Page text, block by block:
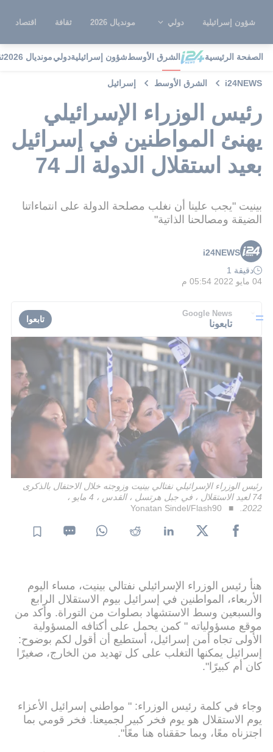
شؤون إسرائيلية دولي مونديال 2026 ثقافة اقتصاد
الصفحة الرئيسية الشرق الأوسطشؤون إسرائيليةدوليمونديال 2026
i24NEWS الشرق الأوسط إسرائيل
رئيس الوزراء الإسرائيلي
يهنئ المواطنين في إسرائيل
بعيد استقلال الدولة الـ 74
بينيت "يجب علينا أن نغلب مصلحة الدولة على انتماءاتنا
الضيقة ومصالحنا الذاتية"
i24NEWS
دقيقة 1
04 مايو 2022 05:54 م
Google News
تابعونا تابعوا
رئيس الوزراء الإسرائيلي نفتالي بينيت وزوجته خلال الاحتفال بالذكرى
74 لعيد الاستقلال ، في جبل هرتسل ، القدس ، 4 مايو ،
2022.
Yonatan Sindel/Flash90
هنأ رئيس الوزراء الإسرائيلي نفتالي بينيت، مساء اليوم
الأربعاء، المواطنين في إسرائيل بيوم الاستقلال الرابع
والسبعين وسط الاستشهاد بصلوات من التوراة. وأكد من
موقع مسؤولياته " كمن يحمل على أكتافه المسؤولية
الأولى تجاه أمن إسرائيل، أستطيع أن أقول لكم بوضوح:
إسرائيل يمكنها التغلب على كل تهديد من الخارج، صغيرًا
كان أم كبيرًا".
وجاء في كلمة رئيس الوزراء: " مواطني إسرائيل الأعزاء
يوم الاستقلال هو يوم فخر كبير لجميعنا. فخر قومي بما
اجتزناه معًا، وبما حققناه هنا معًأ".